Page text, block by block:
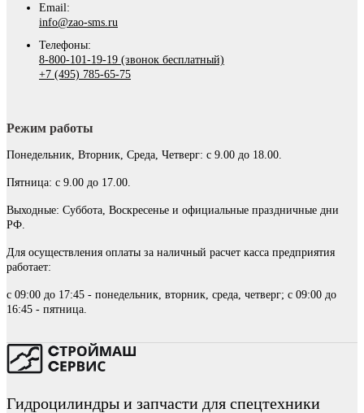
Email:
info@zao-sms.ru
Телефоны:
8-800-101-19-19 (звонок бесплатный)
+7 (495) 785-65-75
Режим работы
Понедельник, Вторник, Среда, Четверг: с 9.00 до 18.00.
Пятница: с 9.00 до 17.00.
Выходные: Суббота, Воскресенье и официальные праздничные дни
РФ.
Для осуществления оплаты за наличный расчет касса предприятия
работает:
с 09:00 до 17:45 - понедельник, вторник, среда, четверг; с 09:00 до
16:45 - пятница.
Гидроцилиндры и запчасти для спецтехники